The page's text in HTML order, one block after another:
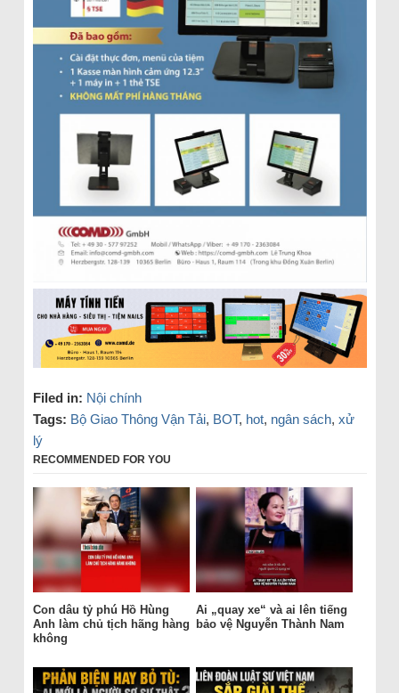
Filed in: Nội chính
Tags: Bộ Giao Thông Vận Tải, BOT, hot, ngân sách, xử
lý
RECOMMENDED FOR YOU
Con dâu tỷ phú Hồ Hùng
Anh làm chủ tịch hãng hàng
không
Ai „quay xe“ và ai lên tiếng
bảo vệ Nguyễn Thành Nam